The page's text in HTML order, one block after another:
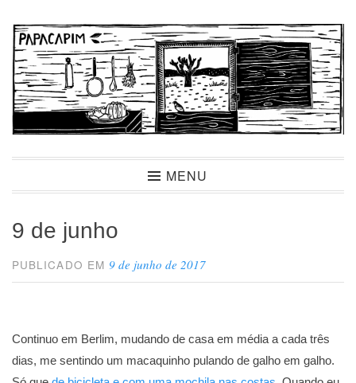
para
conteúdo
PapacapimMENU
9 de junho
PUBLICADO EM 9 de junho de 2017
Continuo em Berlim, mudando de casa em média a cada três
dias, me sentindo um macaquinho pulando de galho em galho.